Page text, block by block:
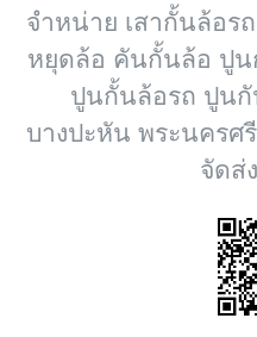
จำหน่าย เสากั้นล้อ
หยุดล้อ คันกั้นล้อ ปู
ปูนกั้นล้อรถ ปูน
บางปะหัน พระนครศ
จัดส่